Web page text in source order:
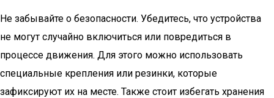
Не забывайте о безопасности. Убедитесь, что устройства
не могут случайно включиться или повредиться в
процессе движения. Для этого можно использовать
специальные крепления или резинки, которые
зафиксируют их на месте. Также стоит избегать хранения